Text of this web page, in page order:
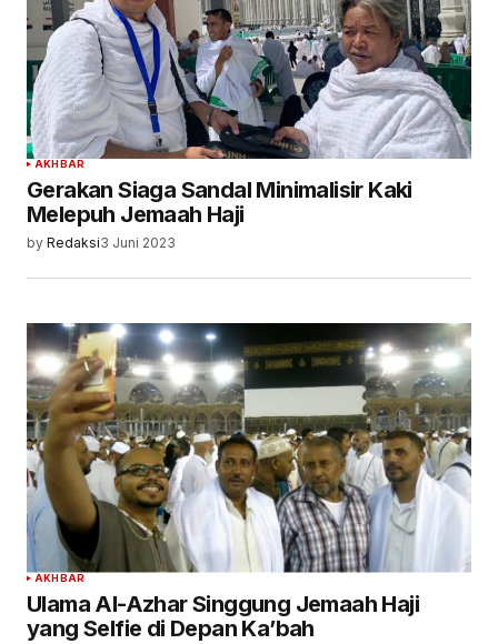
AKHBAR
Gerakan Siaga Sandal Minimalisir Kaki
Melepuh Jemaah Haji
by Redaksi3 Juni 2023
AKHBAR
Ulama Al-Azhar Singgung Jemaah Haji
yang Selfie di Depan Ka’bah